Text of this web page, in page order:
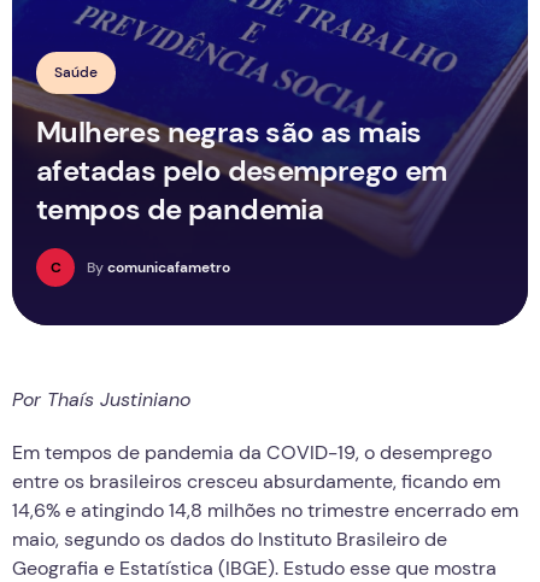
Saúde
Mulheres negras são as mais
afetadas pelo desemprego em
tempos de pandemia
C Bycomunicafametro
Por Thaís Justiniano
Em tempos de pandemia da COVID-19, o desemprego
entre os brasileiros cresceu absurdamente, ficando em
14,6% e atingindo 14,8 milhões no trimestre encerrado em
maio, segundo os dados do Instituto Brasileiro de
Geografia e Estatística (IBGE). Estudo esse que mostra